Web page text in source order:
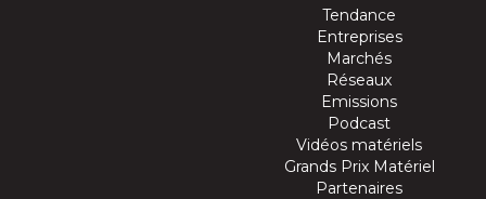
Tendance
Entreprises
Marchés
Réseaux
Emissions
Podcast
Vidéos matériels
Grands Prix Matériel
Partenaires